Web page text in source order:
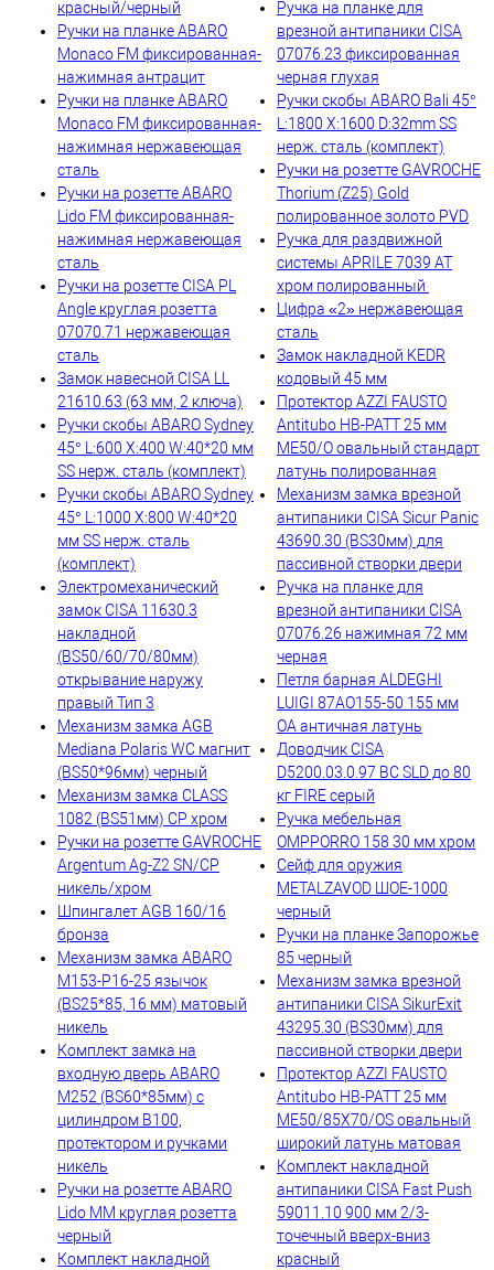
красный/черный
Ручки на планке ABARO
Monaco FM фиксированная-
нажимная антрацит
Ручки на планке ABARO
Monaco FM фиксированная-
нажимная нержавеющая
сталь
Ручки на розетте ABARO
Lido FM фиксированная-
нажимная нержавеющая
сталь
Ручки на розетте CISA PL
Angle круглая розетта
07070.71 нержавеющая
сталь
Замок навесной CISA LL
21610.63 (63 мм, 2 ключа)
Ручки скобы ABARO Sydney
45° L:600 X:400 W:40*20 мм
SS нерж. сталь (комплект)
Ручки скобы ABARO Sydney
45° L:1000 X:800 W:40*20
мм SS нерж. сталь
(комплект)
Электромеханический
замок CISA 11630.3
накладной
(BS50/60/70/80мм)
открывание наружу
правый Тип 3
Механизм замка AGB
Mediana Polaris WC магнит
(BS50*96мм) черный
Механизм замка CLASS
1082 (BS51мм) CP хром
Ручки на розетте GAVROCHE
Argentum Ag-Z2 SN/CP
никель/хром
Шпингалет AGB 160/16
бронза
Механизм замка ABARO
M153-P16-25 язычок
(BS25*85, 16 мм) матовый
никель
Комплект замка на
входную дверь ABARO
M252 (BS60*85мм) с
цилиндром B100,
протектором и ручками
никель
Ручки на розетте ABARO
Lido MM круглая розетта
черный
Комплект накладной
Ручка на планке для
врезной антипаники CISA
07076.23 фиксированная
черная глухая
Ручки скобы ABARO Bali 45°
L:1800 X:1600 D:32mm SS
нерж. сталь (комплект)
Ручки на розетте GAVROCHE
Thorium (Z25) Gold
полированное золото PVD
Ручка для раздвижной
системы APRILE 7039 AT
хром полированный
Цифра «2» нержавеющая
сталь
Замок накладной KEDR
кодовый 45 мм
Протектор AZZI FAUSTO
Antitubo HB-PATT 25 мм
ME50/O овальный стандарт
латунь полированная
Механизм замка врезной
антипаники CISA Sicur Panic
43690.30 (BS30мм) для
пассивной створки двери
Ручка на планке для
врезной антипаники CISA
07076.26 нажимная 72 мм
черная
Петля барная ALDEGHI
LUIGI 87AO155-50 155 мм
ОА античная латунь
Доводчик CISA
D5200.03.0.97 BC SLD до 80
кг FIRE серый
Ручка мебельная
OMPPORRO 158 30 мм хром
Сейф для оружия
METALZAVOD ШОЕ-1000
черный
Ручки на планке Запорожье
85 черный
Механизм замка врезной
антипаники CISA SikurExit
43295.30 (BS30мм) для
пассивной створки двери
Протектор AZZI FAUSTO
Antitubo HB-PATT 25 мм
ME50/85X70/OS овальный
широкий латунь матовая
Комплект накладной
антипаники CISA Fast Push
59011.10 900 мм 2/3-
точечный вверх-вниз
красный